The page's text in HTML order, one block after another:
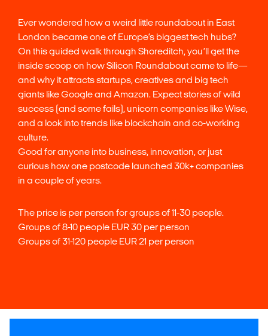
Ever wondered how a weird little roundabout in East
London became one of Europe’s biggest tech hubs?
On this guided walk through Shoreditch, you’ll get the
inside scoop on how Silicon Roundabout came to life—
and why it attracts startups, creatives and big tech
giants like Google and Amazon. Expect stories of wild
success (and some fails), unicorn companies like Wise,
and a look into trends like blockchain and co-working
culture.
Good for anyone into business, innovation, or just
curious how one postcode launched 30k+ companies
in a couple of years.
The price is per person for groups of 11-30 people.
Groups of 8-10 people EUR 30 per person
Groups of 31-120 people EUR 21 per person